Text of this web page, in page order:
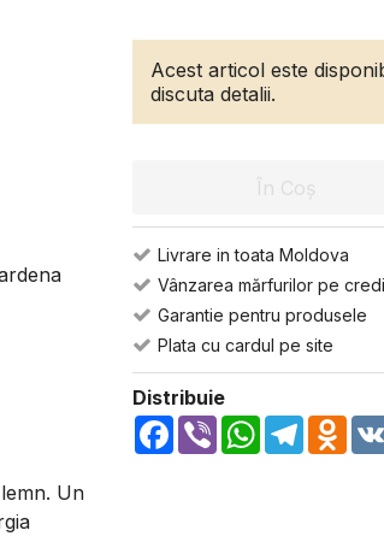
Un
Acest articol este
discuta detalii.
În Coș
Livrare in toata Moldova
Vânzarea mărfurilor pe
Garantie pentru produsele
Plata cu cardul pe site
Distribuie
Facebook
Viber WhatsApp
Telegram